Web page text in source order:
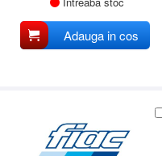
Adauga in cos